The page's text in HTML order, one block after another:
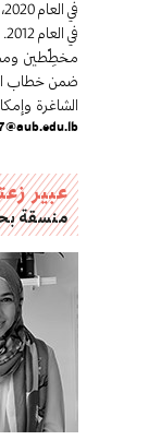
مخطِّطين
ضمن خطاب
الشاغرة
عبير
منسقة